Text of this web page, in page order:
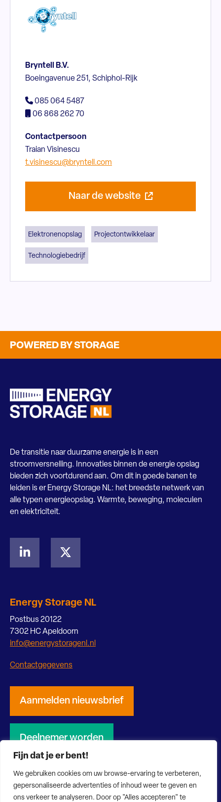
Fijn dat je er bent!
We gebruiken cookies om uw browse-ervaring te verbeteren,
gepersonaliseerde advertenties of inhoud weer te geven en
ons verkeer te analyseren. Door op "Alles accepteren" te
Bryntell B.V.
Boeingavenue 251, Schiphol-Rijk
085 064 5487
06 868 262 70
Contactpersoon
Traian Visinescu
t.visinescu@bryntell.com
Naar de website
Elektronenopslag Projectontwikkelaar
Technologiebedrijf
POWERED BY STORAGE
De transitie naar duurzame energie is in een
stroomversnelling. Innovaties binnen de energie opslag
bieden zich voortdurend aan. Om dit in goede banen te
leiden is er Energy Storage NL: het breedste netwerk van
alle typen energieopslag. Warmte, beweging, moleculen
en elektriciteit.
Energy Storage NL
Postbus 20122
7302 HC Apeldoorn
info@energystoragenl.nl
Contactgegevens
Aanmelden nieuwsbrief
Deelnemer worden